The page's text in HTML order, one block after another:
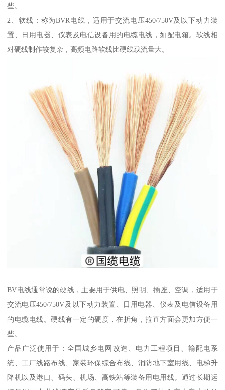
些。
2、软线：称为BVR电线，适用于交流电压450/750V及以下动力装
置、日用电器、仪表及电信设备用的电缆电线，如配电箱。软线相
对硬线制作较复杂，高频电路软线比硬线载流量大。
BV电线通常说的硬线，主要用于供电、照明、插座、空调，适用于
交流电压450/750V及以下动力装置、日用电器、仪表及电信设备用
的电缆电线。硬线有一定的硬度，在折角，拉直方面会更加方便一
些。
产品广泛使用于：全国城乡电网改造、电力工程项目、输配电系
统、工厂线路布线、家装环保综合布线、消防地下室用线、电梯升
降机以及港口、码头、机场、高铁站等装备用电用线。通过长期运